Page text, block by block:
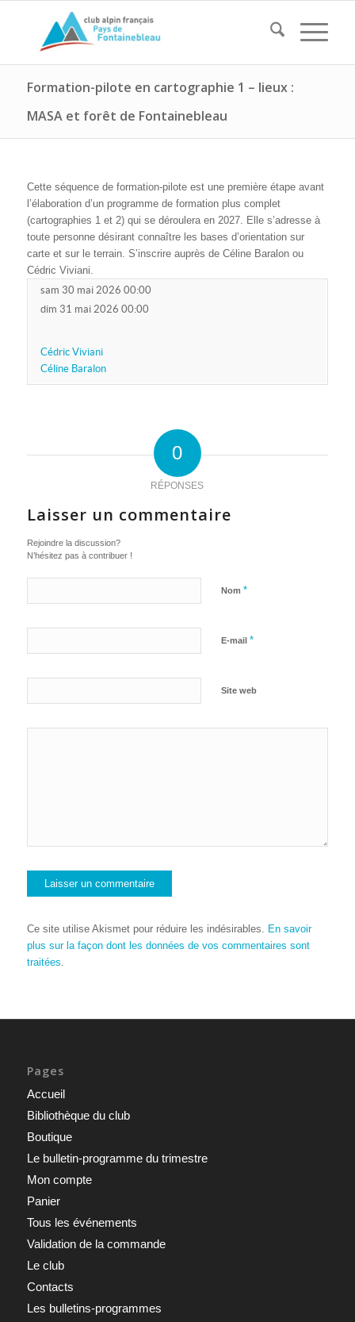
Formation-pilote en cartographie 1 – lieux :
MASA et forêt de Fontainebleau
Cette séquence de formation-pilote est une première étape avant
l’élaboration d’un programme de formation plus complet
(cartographies 1 et 2) qui se déroulera en 2027. Elle s’adresse à
toute personne désirant connaître les bases d’orientation sur
carte et sur le terrain. S’inscrire auprès de Céline Baralon ou
Cédric Viviani.
sam 30 mai 2026 00:00
dim 31 mai 2026 00:00
Cédric Viviani
Céline Baralon
0
RÉPONSES
Laisser un commentaire
Rejoindre la discussion?
N’hésitez pas à contribuer !
Nom *
E-mail *
Site web
Ce site utilise Akismet pour réduire les indésirables. En savoir
plus sur la façon dont les données de vos commentaires sont
traitées.
Pages
Accueil
Bibliothèque du club
Boutique
Le bulletin-programme du trimestre
Mon compte
Panier
Tous les événements
Validation de la commande
Le club
Contacts
Les bulletins-programmes